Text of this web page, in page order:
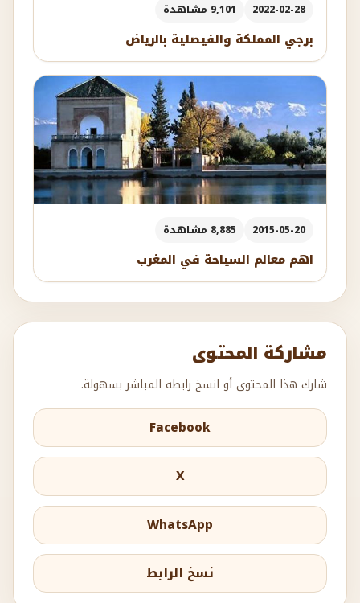
2022-02-28 9,101 مشاهدة
برجي المملكة والفيصلية بالرياض
2015-05-20 8,885 مشاهدة
اهم معالم السياحة في المغرب
مشاركة المحتوى
شارك هذا المحتوى أو انسخ رابطه المباشر بسهولة.
Facebook
X
WhatsApp
نسخ الرابط